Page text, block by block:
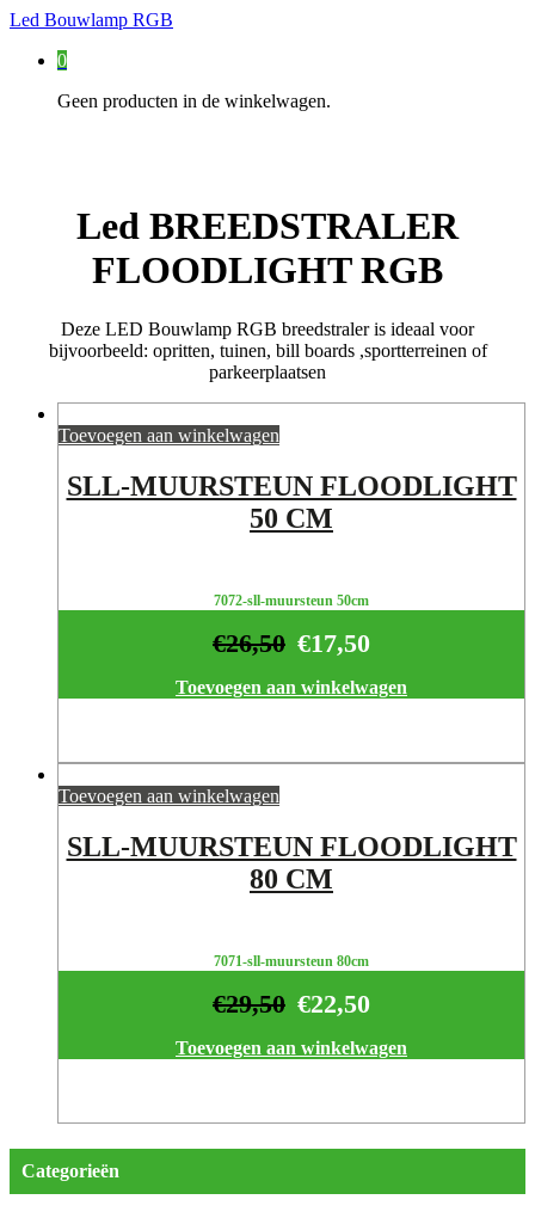
Led Bouwlamp RGB
0
Geen producten in de winkelwagen.
Led BREEDSTRALER
FLOODLIGHT RGB
Deze LED Bouwlamp RGB breedstraler is ideaal voor
bijvoorbeeld: opritten, tuinen, bill boards ,sportterreinen of
parkeerplaatsen
Toevoegen aan winkelwagen
SLL-MUURSTEUN FLOODLIGHT
50 CM
7072-sll-muursteun 50cm
€17,50
€26,50
Toevoegen aan winkelwagen
Toevoegen aan winkelwagen
SLL-MUURSTEUN FLOODLIGHT
80 CM
7071-sll-muursteun 80cm
€22,50
€29,50
Toevoegen aan winkelwagen
Categorieën